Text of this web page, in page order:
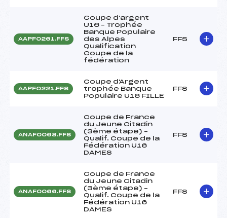
AAPF0261.FFS
Coupe d'argent
U16 – Trophée
Banque Populaire
des Alpes
Qualification
Coupe de la
fédération
FFS
AAPF0221.FFS
Coupe d'Argent
trophée Banque
Populaire U16 FILLE
FFS
ANAF0068.FFS
Coupe de France
du Jeune Citadin
(3ème étape) –
Qualif. Coupe de la
Fédération U16
DAMES
FFS
ANAF0066.FFS
Coupe de France
du Jeune Citadin
(3ème étape) –
Qualif. Coupe de la
Fédération U16
DAMES
FFS